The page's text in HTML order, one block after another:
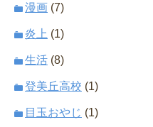
漫画 (7)
炎上 (1)
生活 (8)
登美丘高校 (1)
目玉おやじ (1)